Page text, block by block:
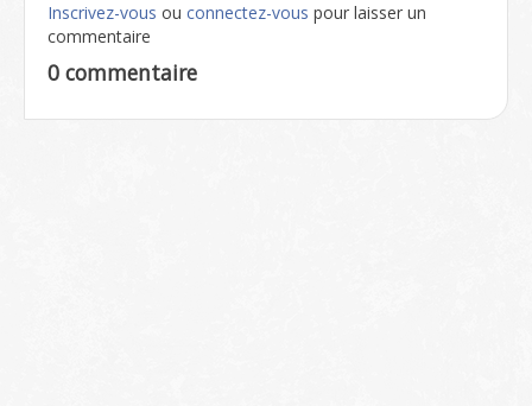
Inscrivez-vous ou connectez-vous pour laisser un
commentaire
0 commentaire